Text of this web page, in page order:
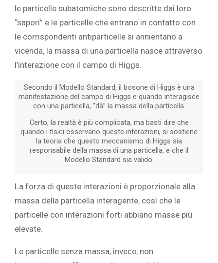
le particelle subatomiche sono descritte dai loro
“sapori” e le particelle che entrano in contatto con
le corrispondenti antiparticelle si annientano a
vicenda, la massa di una particella nasce attraverso
l’interazione con il campo di Higgs.
Secondo il Modello Standard, il bosone di Higgs è una
manifestazione del campo di Higgs e quando interagisce
con una particella, “dà” la massa della particella.
Certo, la realtà è più complicata, ma basti dire che
quando i fisici osservano queste interazioni, si sostiene
la teoria che questo meccanismo di Higgs sia
responsabile della massa di una particella, e che il
Modello Standard sia valido.
La forza di queste interazioni è proporzionale alla
massa della particella interagente, così che le
particelle con interazioni forti abbiano masse più
elevate.
Le particelle senza massa, invece, non